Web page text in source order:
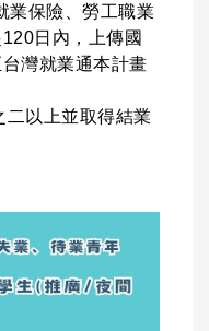
業保險、勞工職業
日內，上傳國
灣就業通本計畫
二以上並取得結業